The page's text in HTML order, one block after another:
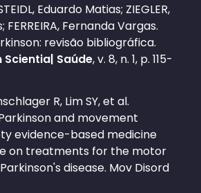
Eduardo Matias; ZIEGLER,
FERREIRA, Fernanda Vargas.
revisão bibliográfica.
Scientia| Saúde, v. 8, n. 1, p. 115-
R, Lim SY, et al.
and movement
evidence-based medicine
on treatments for the motor
disease. Mov Disord